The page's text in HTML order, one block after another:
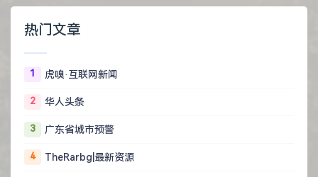
热门文章
1 虎嗅·互联网新闻
2 华人头条
3 广东省城市预警
4 TheRarbg|最新资源